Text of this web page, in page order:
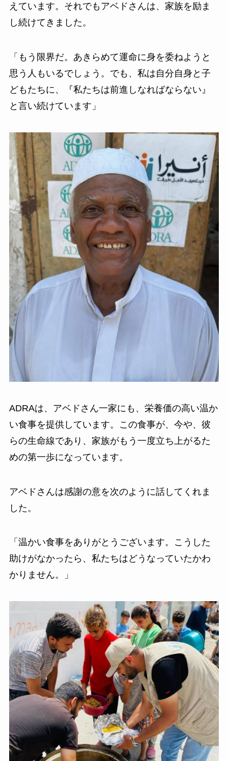
えています。それでもアベドさんは、家族を励ま
し続けてきました。
「もう限界だ。あきらめて運命に身を委ねようと
思う人もいるでしょう。でも、私は自分自身と子
どもたちに、『私たちは前進しなればならない』
と言い続けています」
ADRAは、アベドさん一家にも、栄養価の高い温か
い食事を提供しています。この食事が、今や、彼
らの生命線であり、家族がもう一度立ち上がるた
めの第一歩になっています。
アベドさんは感謝の意を次のように話してくれま
した。
「温かい食事をありがとうございます。こうした
助けがなかったら、私たちはどうなっていたかわ
かりません。」